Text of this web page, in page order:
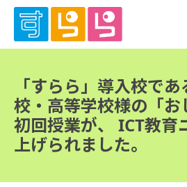
「すらら」導入校で
校・高等学校様の「お
初回授業が、 ICT教育
上げられました。